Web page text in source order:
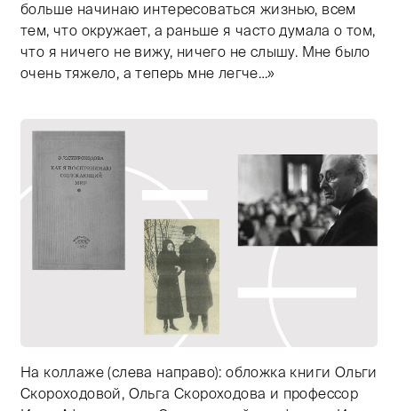
больше начинаю интересоваться жизнью, всем
тем, что окружает, а раньше я часто думала о том,
что я ничего не вижу, ничего не слышу. Мне было
очень тяжело, а теперь мне легче…»
На коллаже (слева направо): обложка книги Ольги
Скороходовой, Ольга Скороходова и профессор